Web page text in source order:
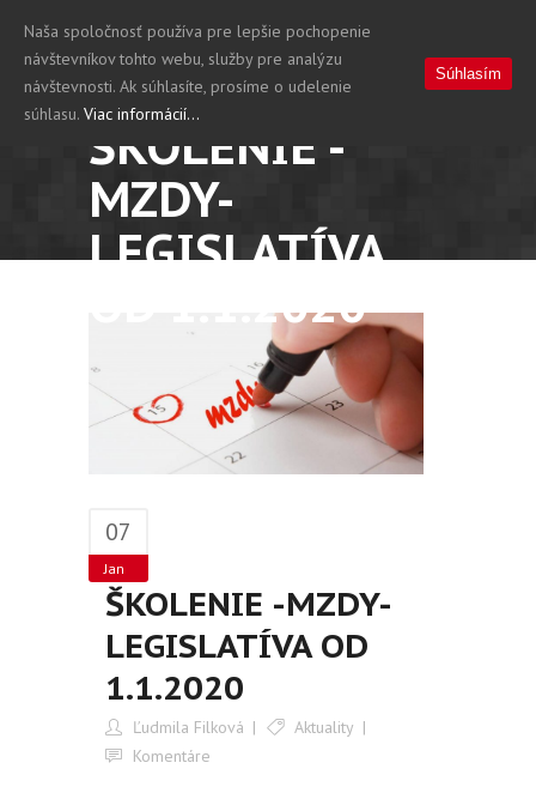
ŠKOLENIE -
MZDY-
LEGISLATÍVA
OD 1.1.2020
07
Jan
ŠKOLENIE -MZDY-
LEGISLATÍVA OD
1.1.2020
Ľudmila Filková
Aktuality
Komentáre
Naša spoločnosť používa pre lepšie pochopenie
návštevníkov tohto webu, služby pre analýzu
návštevnosti. Ak súhlasíte, prosíme o udelenie
súhlasu. Viac informácií...
Súhlasím